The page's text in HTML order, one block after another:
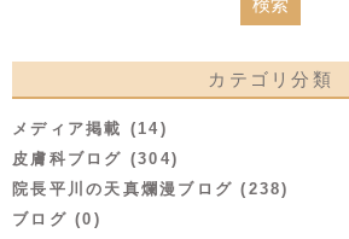
カテゴリ分類
メディア掲載 (14)
皮膚科ブログ (304)
院長平川の天真爛漫ブログ (238)
ブログ (0)